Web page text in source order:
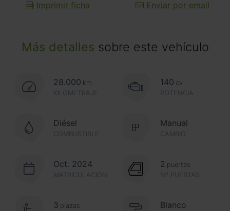
Más detalles sobre este vehículo
28.000 km
KILOMETRAJE
140 cv
POTENCIA
Diésel
COMBUSTIBLE CAMBIO
Manual
Oct. 2024
MATRICULACIÓN Nº PUERTAS
2 puertas
3 plazas Blanco
Imprimir ficha Enviar por email